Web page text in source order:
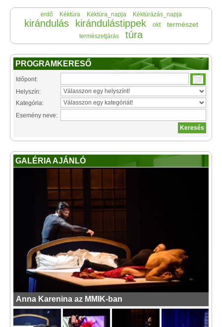
erdő Kéktúra Kéktúra_napja Kéktúrázás_napja
kirándulás kirándulástippek okt természet
természetjárás túra
PROGRAMKERESŐ
Időpont:
Helyszín:
Kategória:
Esemény neve:
GALÉRIA AJÁNLÓ
Anna Karenina az MMIK-ban